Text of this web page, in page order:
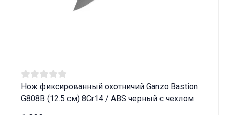
Нож фиксированный охотничий Ganzo Bastion
G808В (12.5 см) 8Cr14 / ABS черный с чехлом